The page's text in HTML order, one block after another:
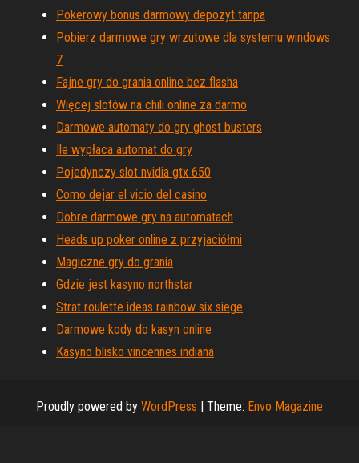
Pokerowy bonus darmowy depozyt tanpa
Pobierz darmowe gry wrzutowe dla systemu windows
7
Fajne gry do grania online bez flasha
Więcej slotów na chili online za darmo
Darmowe automaty do gry ghost busters
Ile wypłaca automat do gry
Pojedynczy slot nvidia gtx 650
Como dejar el vicio del casino
Dobre darmowe gry na automatach
Heads up poker online z przyjaciółmi
Magiczne gry do grania
Gdzie jest kasyno northstar
Strat roulette ideas rainbow six siege
Darmowe kody do kasyn online
Kasyno blisko vincennes indiana
Proudly powered by WordPress | Theme: Envo Magazine